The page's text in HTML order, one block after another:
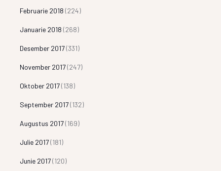
Februarie 2018 (224)
Januarie 2018 (268)
Desember 2017(331)
November 2017(247)
Oktober 2017(138)
September 2017(132)
Augustus 2017(169)
Julie 2017(181)
Junie 2017(120)